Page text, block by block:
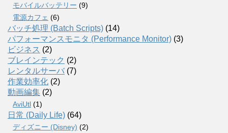
モバイルバッテリー (9)
電源カフェ (6)
バッチ処理 (Batch Scripts) (14)
パフォーマンスモニタ (Performance Monitor) (3)
ビジネス (2)
ブレインテック (2)
レンタルサーバ (7)
作業効率化 (2)
動画編集 (2)
AviUtl (1)
日常 (Daily Life) (64)
ディズニー (Disney) (2)